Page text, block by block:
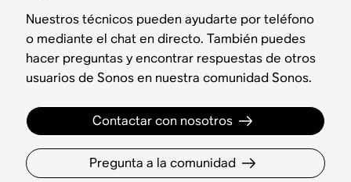
Nuestros técnicos pueden ayudarte por teléfono
o mediante el chat en directo. También puedes
hacer preguntas y encontrar respuestas de otros
usuarios de Sonos en nuestra comunidad Sonos.
Contactar con nosotros
Pregunta a la comunidad